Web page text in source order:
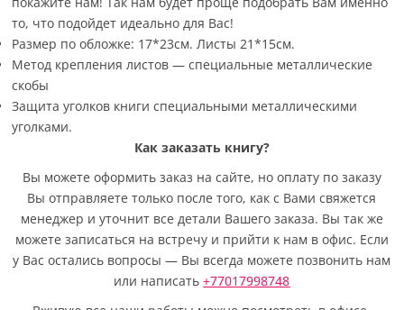
то, что подойдет идеально для Вас!
Размер по обложке: 17*23см. Листы 21*15см.
Метод крепления листов — специальные металлические
скобы
Защита уголков книги специальными металлическими
уголками.
Как заказать книгу?
Вы можете оформить заказ на сайте, но оплату по заказу
Вы отправляете только после того, как с Вами свяжется
менеджер и уточнит все детали Вашего заказа. Вы так же
можете записаться на встречу и прийти к нам в офис. Если
у Вас остались вопросы — Вы всегда можете позвонить нам
или написать+77017998748